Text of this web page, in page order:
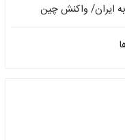
ایران/ واکنش چین